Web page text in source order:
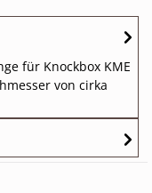
für Knockbox KME
von cirka